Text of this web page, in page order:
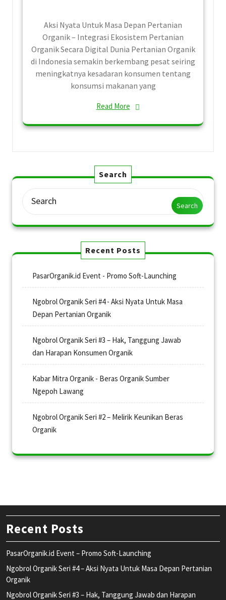
Aksi Nyata Untuk Masa Depan Pertanian
Organik – Integrasi Ekosistem Pertanian
Organik Secara Digital Dunia Pertanian Organik
di Indonesia semakin berkembang pesat seiring
meningkatnya kesadaran konsumen tentang
konsumsi makanan yang
Read More
Search
Search
Recent Posts
PasarOrganik.id Event - Promo Soft-Launching
Ngobrol Organik Seri #4 - Aksi Nyata Untuk Masa
Depan Pertanian Organik
Ngobrol Organik Seri #3 – Hak, Tanggung Jawab
dan Harapan Konsumen Organik
Kabar Mitra Organik - Beras Organik Sumber
Ngepoh Lawang
Ngobrol Organik Seri #2 – Melirik Keunikan Beras
Organik
Recent Posts
PasarOrganik.id Event – Promo Soft-Launching
Ngobrol Organik Seri #4 – Aksi Nyata Untuk Masa Depan Pertanian
Organik
Ngobrol Organik Seri #3 – Hak, Tanggung Jawab dan Harapan